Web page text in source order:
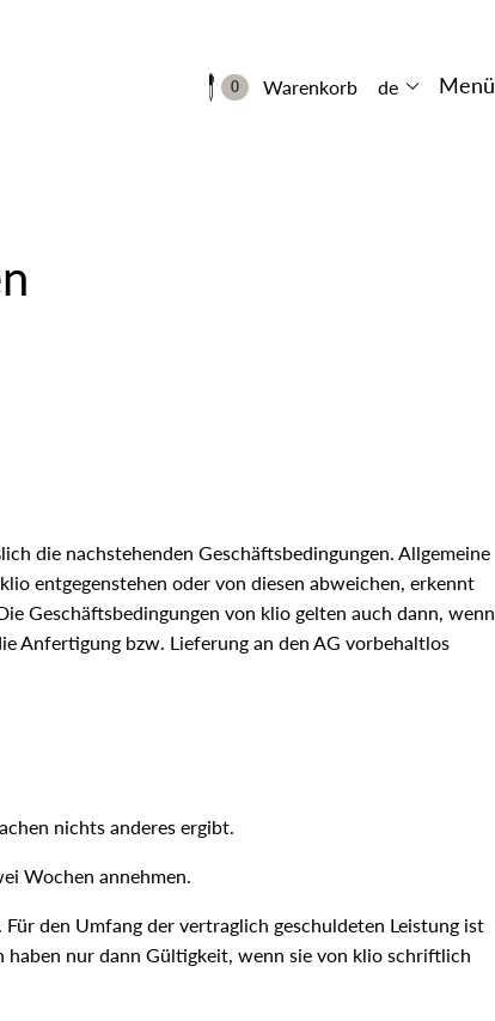
0 Warenkorb de Menü
die nachstehenden Geschäftsbedingungen. Allgemeine
entgegenstehen oder von diesen abweichen, erkennt
Geschäftsbedingungen von klio gelten auch dann, wenn
Anfertigung bzw. Lieferung an den AG vorbehaltlos
nichts anderes ergibt.
Wochen annehmen.
den Umfang der vertraglich geschuldeten Leistung ist
nur dann Gültigkeit, wenn sie von klio schriftlich